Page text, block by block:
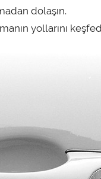
dolaşın.
yollarını